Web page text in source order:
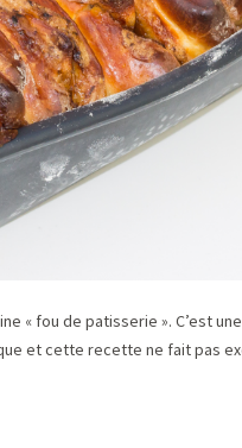
« fou de patisserie ». C’est
et cette recette ne fait pas